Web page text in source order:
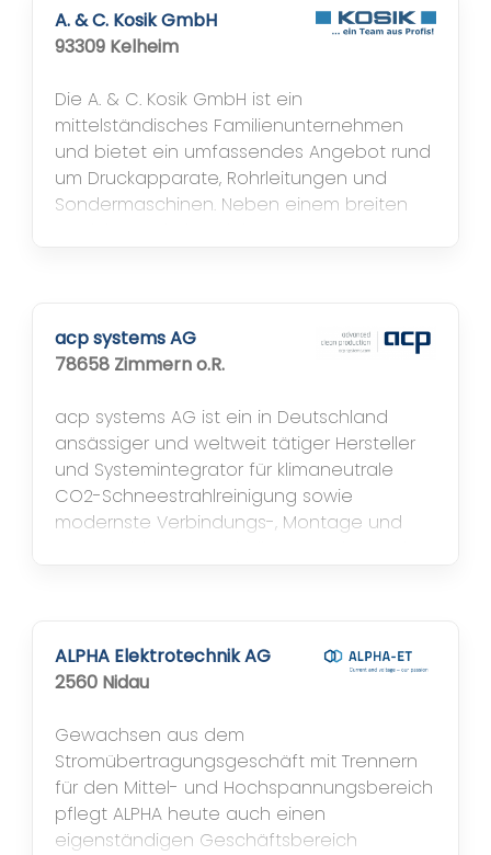
A. & C. Kosik GmbH
93309 Kelheim
Die A. & C. Kosik GmbH ist ein
mittelständisches Familienunternehmen
und bietet ein umfassendes Angebot rund
um Druckapparate, Rohrleitungen und
Sondermaschinen. Neben einem breiten
möglich sind. SIVAS-Highlights: SIVAS...
acp systems AG
78658 Zimmern o.R.
acp systems AG ist ein in Deutschland
ansässiger und weltweit tätiger Hersteller
und Systemintegrator für klimaneutrale
CO2-Schneestrahlreinigung sowie
modernste Verbindungs-, Montage und
saubere Produktion. Um Erwartungen
hinsichtlich...
ALPHA Elektrotechnik AG
2560 Nidau
Gewachsen aus dem
Stromübertragungsgeschäft mit Trennern
für den Mittel- und Hochspannungsbereich
pflegt ALPHA heute auch einen
eigenständigen Geschäftsbereich